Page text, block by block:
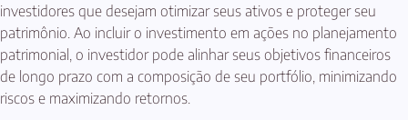
investidores que desejam otimizar seus ativos e proteger seu
patrimônio. Ao incluir o investimento em ações no planejamento
patrimonial, o investidor pode alinhar seus objetivos financeiros
de longo prazo com a composição de seu portfólio, minimizando
riscos e maximizando retornos.